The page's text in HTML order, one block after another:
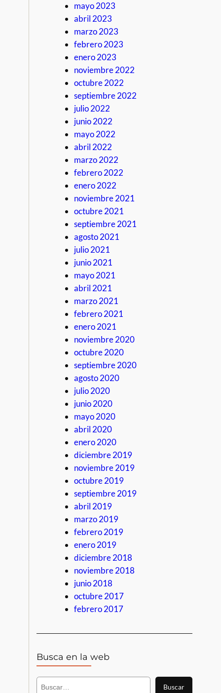
mayo 2023
abril 2023
marzo 2023
febrero 2023
enero 2023
noviembre 2022
octubre 2022
septiembre 2022
julio 2022
junio 2022
mayo 2022
abril 2022
marzo 2022
febrero 2022
enero 2022
noviembre 2021
octubre 2021
septiembre 2021
agosto 2021
julio 2021
junio 2021
mayo 2021
abril 2021
marzo 2021
febrero 2021
enero 2021
noviembre 2020
octubre 2020
septiembre 2020
agosto 2020
julio 2020
junio 2020
mayo 2020
abril 2020
enero 2020
diciembre 2019
noviembre 2019
octubre 2019
septiembre 2019
abril 2019
marzo 2019
febrero 2019
enero 2019
diciembre 2018
noviembre 2018
junio 2018
octubre 2017
febrero 2017
Busca en la web
Buscar